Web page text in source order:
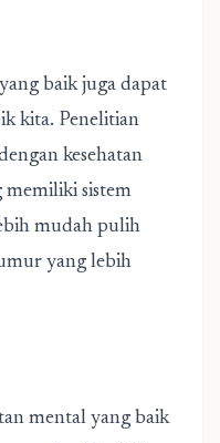
baik juga dapat
kita. Penelitian
kesehatan
memiliki sistem
mudah pulih
yang lebih
mental yang baik